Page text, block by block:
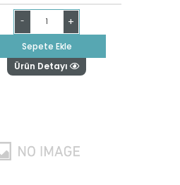
- +
Sepete Ekle
Ürün Detayı